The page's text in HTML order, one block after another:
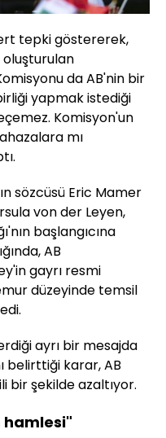
tepki göstererek,
oluşturulan
da AB'nin bir
yapmak istediği
Komisyon'un
mı
sözcüsü Eric Mamer
von der Leyen,
başlangıcına
AB
gayrı resmi
düzeyinde temsil
ayrı bir mesajda
belirttiği karar, AB
bir şekilde azaltıyor.
hamlesi"